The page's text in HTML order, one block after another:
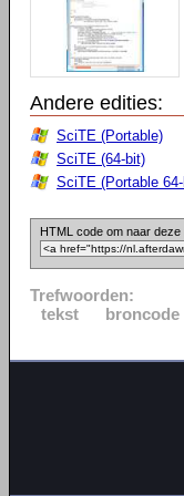
Andere edities:
SciTE (Portable)
SciTE (64-bit)
SciTE (Portable
HTML code om naar deze
Trefwoorden:
tekst
broncode